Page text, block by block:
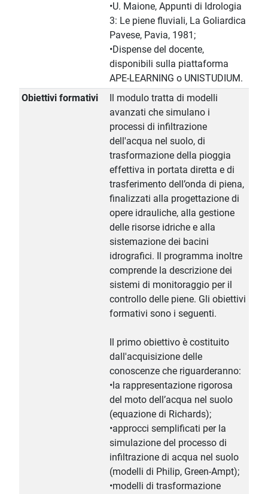
•U. Maione, Appunti di Idrologia
3: Le piene fluviali, La Goliardica
Pavese, Pavia, 1981;
•Dispense del docente,
disponibili sulla piattaforma
APE-LEARNING o UNISTUDIUM.
Obiettivi formativi
Il modulo tratta di modelli
avanzati che simulano i
processi di infiltrazione
dell'acqua nel suolo, di
trasformazione della pioggia
effettiva in portata diretta e di
trasferimento dell’onda di piena,
finalizzati alla progettazione di
opere idrauliche, alla gestione
delle risorse idriche e alla
sistemazione dei bacini
idrografici. Il programma inoltre
comprende la descrizione dei
sistemi di monitoraggio per il
controllo delle piene. Gli obiettivi
formativi sono i seguenti.
Il primo obiettivo è costituito
dall'acquisizione delle
conoscenze che riguarderanno:
•la rappresentazione rigorosa
del moto dell’acqua nel suolo
(equazione di Richards);
•approcci semplificati per la
simulazione del processo di
infiltrazione di acqua nel suolo
(modelli di Philip, Green-Ampt);
•modelli di trasformazione